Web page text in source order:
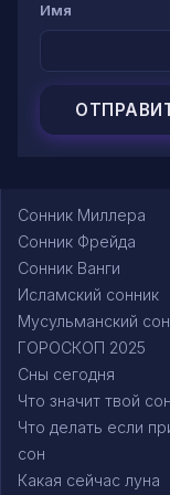
Имя
Сонник Миллера
Сонник Фрейда
Сонник Ванги
Исламский сонник
Мусульманский
ГОРОСКОП 2025
Сны сегодня
Что значит твой
Что делать если
сон
Какая сейчас луна